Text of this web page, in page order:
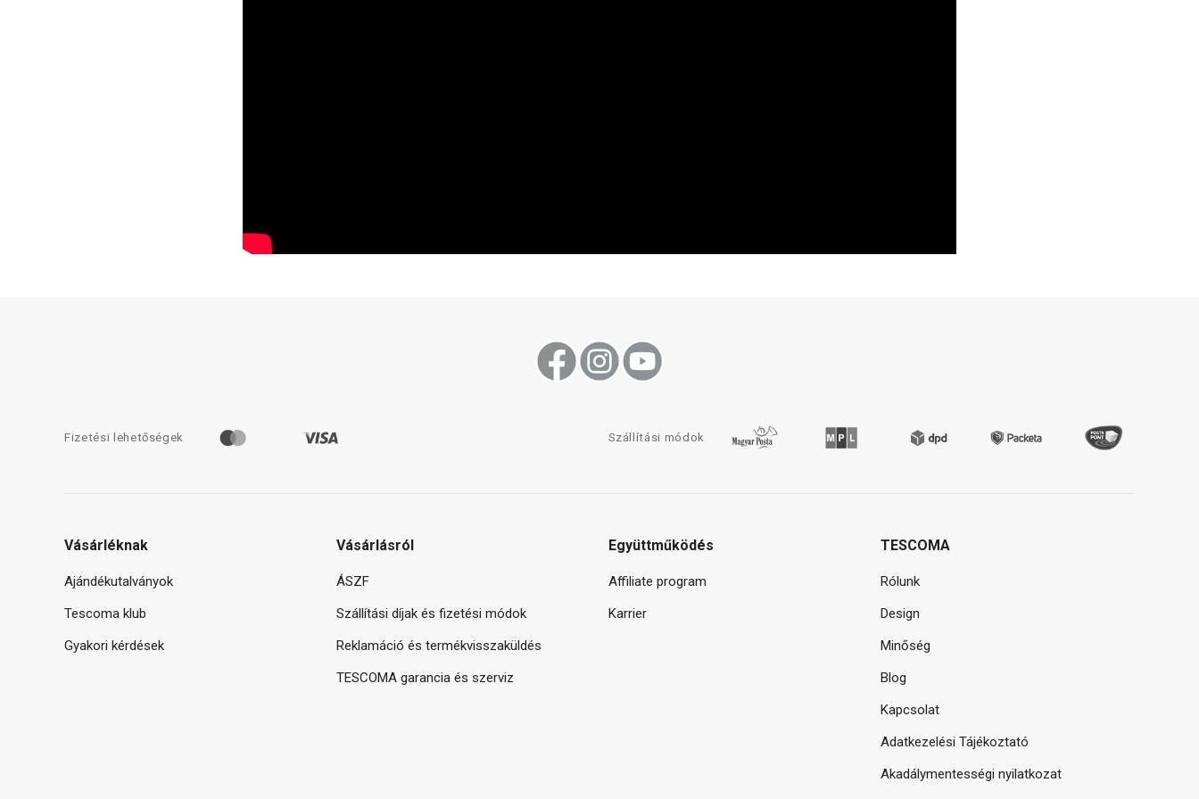
Fizetési lehetőségek Szállítási módok
Vásárléknak
Ajándékutalványok
Tescoma klub
Gyakori kérdések
Vásárlásról
ÁSZF
Szállítási díjak és fizetési módok
Reklamáció és termékvisszaküldés
TESCOMA garancia és szerviz
Együttműködés
Affiliate program
Karrier
TESCOMA
Rólunk
Design
Minőség
Blog
Kapcsolat
Adatkezelési Tájékoztató
Akadálymentességi nyilatkozat